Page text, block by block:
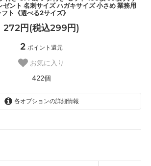
ゼント 名刺サイズ ハガキサイズ 小さめ 業務用
ト《選べる2サイズ》
272円(税込299円)
2 ポイント還元
お気に入り
422個
各オプションの詳細情報